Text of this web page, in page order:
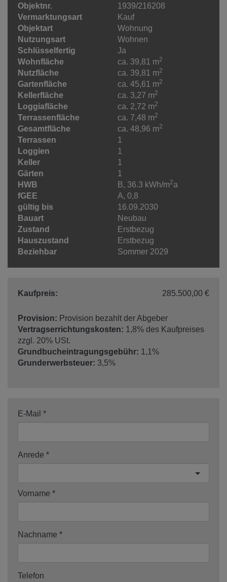
Objektnr.
1939/216208
Vermarktungsart
Kauf
Objektart
Wohnung
Nutzungsart
Wohnen
Schlüsselfertig
Ja
Wohnfläche
ca. 39,81 m2
Nutzfläche ca. 39,81 m2
Gartenfläche ca. 45,61 m2
Kellerfläche ca. 3,27 m2
Loggiafläche ca. 2,72 m2
Terrassenfläche ca. 7,48 m2
Gesamtfläche ca. 48,96 m2
Terrassen
1
Loggien
1
Keller
1
Gärten
1
HWB
B, 36.3 kWh/m2a
fGEE
A, 0,8
gültig bis
16.09.2030
Bauart
Neubau
Zustand
Erstbezug
Hauszustand
Erstbezug
Beziehbar
Sommer 2029
Kaufpreis: 285.500,00 €
Provision: Provision bezahlt der Abgeber
Vertragserrichtungskosten: 1,8% des Kaufpreises
zzgl. 20% USt.
Grundbucheintragungsgebühr: 1,1%
Grunderwerbsteuer: 3,5%
E-Mail
Anrede
Vorname
Nachname
Telefon